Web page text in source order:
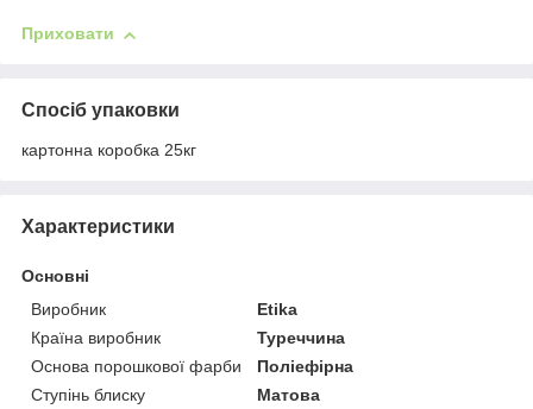
Приховати
Спосіб упаковки
картонна коробка 25кг
Характеристики
Основні
Виробник
Etika
Країна виробник
Туреччина
Основа порошкової фарби
Поліефірна
Ступінь блиску
Матова